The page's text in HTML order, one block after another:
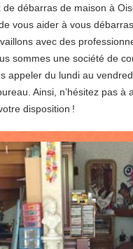
de débarras de maison à
vous aider à vous
avec des
sommes une société de
appeler du lundi au
Ainsi, n’hésitez pas à
disposition !